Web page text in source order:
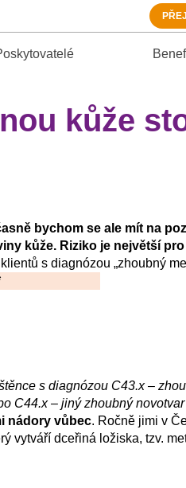
kůže
bychom se ale mít na
kůže. Riziko je největší
s diagnózou „zhoubný
s diagnózou C43.x –
C44.x – jiný zhoubný
nádory vůbec. Ročně jimi v
vytváří dceřiná ložiska, tzv.